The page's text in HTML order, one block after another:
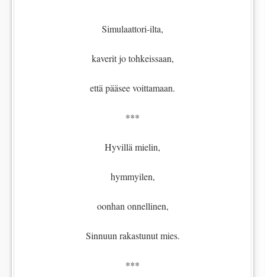
Simulaattori-ilta,
kaverit jo tohkeissaan,
että pääsee voittamaan.
***
Hyvillä mielin,
hymmyilen,
oonhan onnellinen,
Sinnuun rakastunut mies.
***